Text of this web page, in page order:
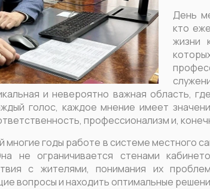
День
кто
жизни
и невероятно важная область,
голос, каждое мнение имеет
профессионализм и,
многие годы работе в системе местного
не ограничивается стенами
с жителями, понимания их
вопросы и находить оптимальные